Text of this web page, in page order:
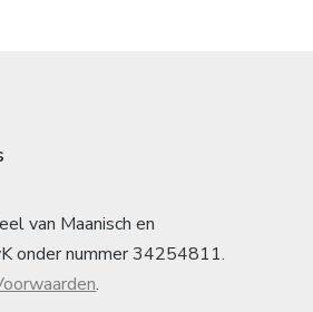
van Maanisch en
onder nummer 34254811.
.